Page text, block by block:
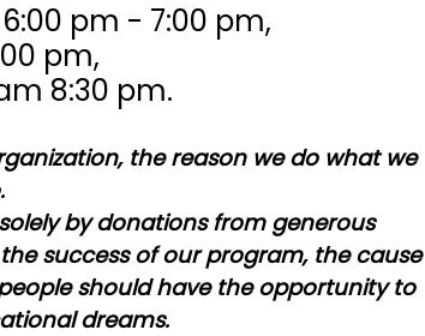
pm - 7:00 pm,
pm,
8:30 pm.
the reason we do what we
by donations from generous
success of our program, the cause
should have the opportunity to
dreams.